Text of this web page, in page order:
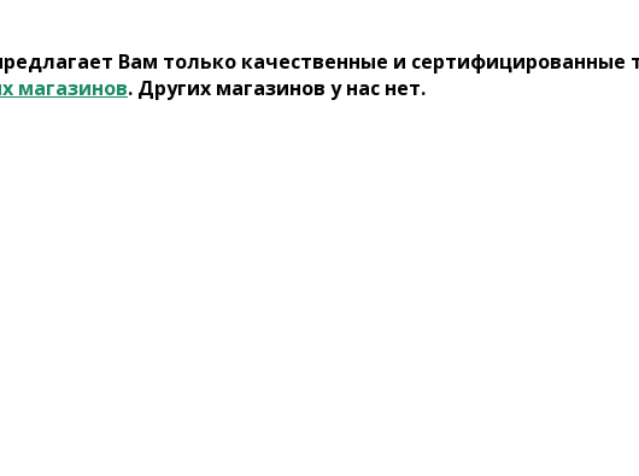
Вам только качественные и сертифицированные
магазинов. Других магазинов у нас нет.